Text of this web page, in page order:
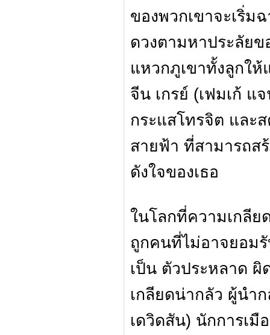
ของพวกเขาจะเริ่ม
ดวงตามหาประลัยข
แหวกภูเขาทั้งลูกใ
จีน เกรย์ (เฟมเก้ แ
กระแสโทรจิต และ
สายฟ้า ที่สามารถส
ดังใจของเธอ
ในโลกที่ความเกลี
ถูกคนที่ไม่อาจยอม
เป็น ตัวประหลาด
เกลียดน่ากลัว ผู้นำ
เดวิดสัน) นักการเ